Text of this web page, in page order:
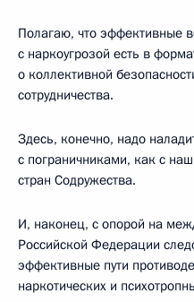
Полагаю, что эффективные
с наркоугрозой есть в
о коллективной
сотрудничества.
Здесь, конечно, надо
с пограничниками, как с
стран Содружества.
И, наконец, с опорой на
Российской Федерации
эффективные пути
наркотических и